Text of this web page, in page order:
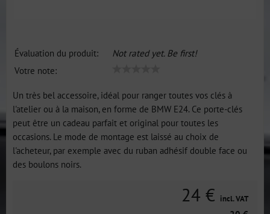
Évaluation du produit:
Not rated yet. Be first!
Votre note:
Un très bel accessoire, idéal pour ranger toutes vos clés à
l'atelier ou à la maison, en forme de BMW E24. Ce porte-clés
peut être un cadeau parfait et original pour toutes les
occasions. Le mode de montage est laissé au choix de
l'acheteur, par exemple avec du ruban adhésif double face ou
des boulons noirs.
24 € incl. VAT